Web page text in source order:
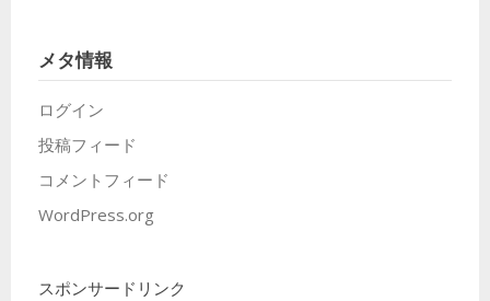
メタ情報
ログイン
投稿フィード
コメントフィード
WordPress.org
スポンサードリンク